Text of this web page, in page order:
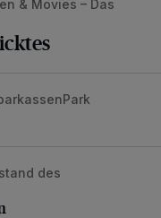
& Movies – Das
des